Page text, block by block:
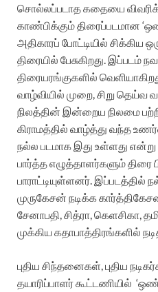
சொல்லப்படாத கதையை
காண்பிக்கும் திரைப்படமான‌
அதிகாரப் போட்டியில்
திரையில் பேசுகிறது. இப்படம்
திரையரங்குகளில்
வாழ்வியில் முறை, சிறு தெய்வ
நிலத்தின் இன்றைய நிலமை பற்றி
கிராமத்தில் வாழ்த்து வந்த
நல்ல படமாக இது உள்ளது
பார்த்த எழுத்தாளர்களும் திரை
பாராட்டியுள்ளனர். இப்படத்தில்
முருகேசன் நடிக்க
சேனாபதி, சித்ரா, கெளசிகா,
முக்கிய கதாபாத்திரங்களில்
புதிய சிந்தனைகள், புதிய
தயாரிப்பாளர் கூட்டணியில்